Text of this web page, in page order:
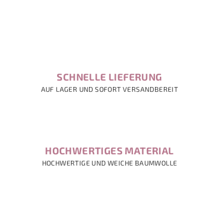
SCHNELLE LIEFERUNG
AUF LAGER UND SOFORT VERSANDBEREIT
HOCHWERTIGES MATERIAL
HOCHWERTIGE UND WEICHE BAUMWOLLE